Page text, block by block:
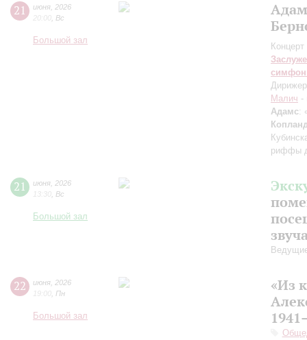
21 июня 2026
20:00 Вс
Большой зал
Малич -
Адамс:
риффы
21 июня 2026
13:30 Вс
Большой зал
22 июня 2026
19:00 Пн
Большой зал
«Из